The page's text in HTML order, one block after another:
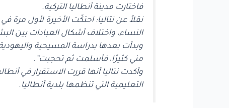
فاختارت مدينة أنطاليا التركية.
نقلاً عن نتاليا: احتكّت الأخيرة لأول
النساء، واختلاف أشكال العبادات بين
وبدأت بعدها بدراسة المسيحية
مني كثيرًا، فأسلمت ثم تحجبت”.
وأكدت نتاليا أنها قررت الاستقرار في
التعليمية التي تنظمها بلدية أنطاليا.